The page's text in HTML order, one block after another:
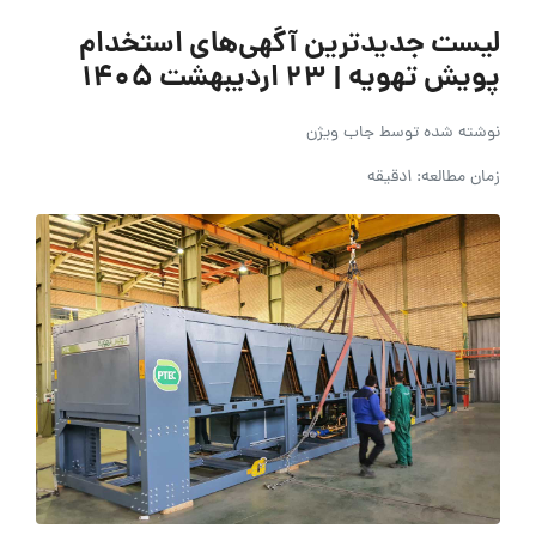
لیست جدیدترین آگهی‌های استخدام
پویش تهویه | 23 اردیبهشت ۱۴۰۵
نوشته شده توسطجاب ویژن
زمان مطالعه: 1دقیقه